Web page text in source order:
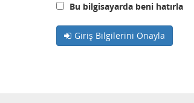
Bu bilgisayarda beni hatırla
Giriş Bilgilerini Onayla